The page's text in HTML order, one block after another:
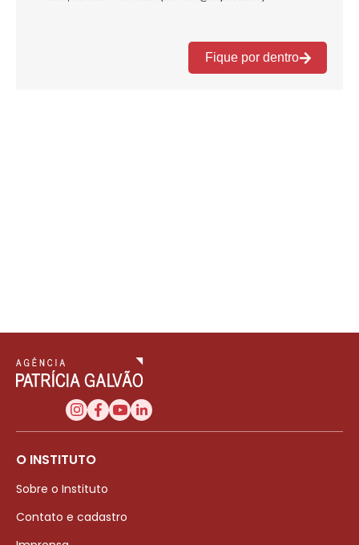
O INSTITUTO
Sobre o Instituto
Contato e cadastro